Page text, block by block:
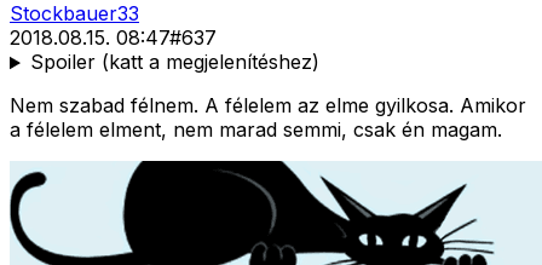
Stockbauer33
2018.08.15. 08:47#637
Spoiler (katt a megjelenítéshez)
Nem szabad félnem. A félelem az elme gyilkosa. Amikor
a félelem elment, nem marad semmi, csak én magam.